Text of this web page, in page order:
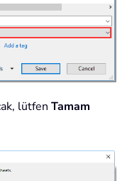
lütfen Tamam